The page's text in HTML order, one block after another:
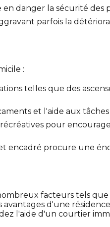
danger la sécurité des
parfois la
:
telles que des
et l'aide aux
pour
encadré procure une
facteurs tels que
d'une
l'aide d'un courtier